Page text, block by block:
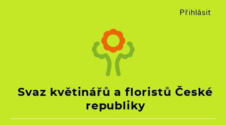
Svaz květinářů a floristů České
republiky
Přihlásit